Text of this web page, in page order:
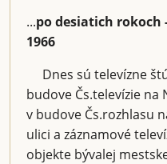
...po desiatich rokoch
1966
Dnes sú televízne
budove Čs.televízie na
v budove Čs.rozhlasu
ulici a záznamové
objekte bývalej